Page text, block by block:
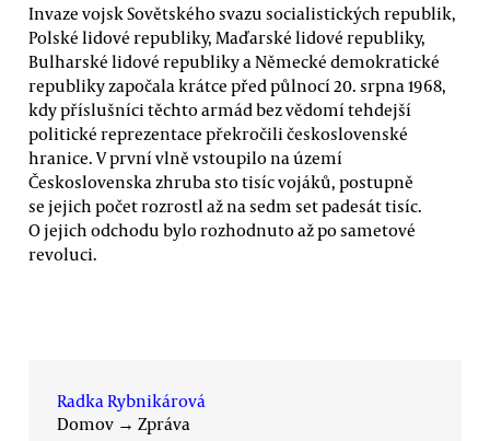
Invaze vojsk Sovětského svazu socialistických republik,
Polské lidové republiky, Maďarské lidové republiky,
Bulharské lidové republiky a Německé demokratické
republiky započala krátce před půlnocí 20. srpna 1968,
kdy příslušníci těchto armád bez vědomí tehdejší
politické reprezentace překročili československé
hranice. V první vlně vstoupilo na území
Československa zhruba sto tisíc vojáků, postupně
se jejich počet rozrostl až na sedm set padesát tisíc.
O jejich odchodu bylo rozhodnuto až po sametové
revoluci.
Radka Rybnikárová
Domov → Zpráva